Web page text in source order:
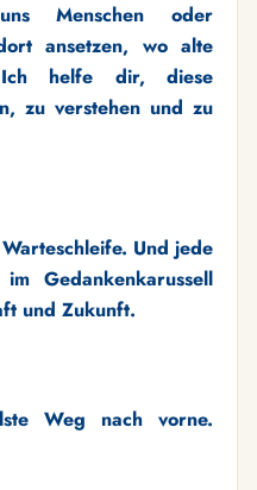
Menschen oder
ansetzen, wo alte
helfe dir, diese
zu verstehen und zu
Und jede
Gedankenkarussell
und Zukunft.
Weg nach vorne.